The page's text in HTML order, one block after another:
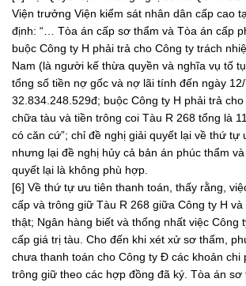
Viện trưởng Viện kiểm sát nhân dân cấp cao
định: “… Tòa án cấp sơ thẩm và Tòa án cấp
buộc Công ty H phải trả cho Công ty trách
Nam (là người kế thừa quyền và nghĩa vụ tố
tổng số tiền nợ gốc và nợ lãi tính đến ngày
32.834.248.529đ; buộc Công ty H phải trả
chữa tàu và tiền trông coi Tàu R 268 tổng là
có căn cứ”; chỉ đề nghị giải quyết lại về thứ tự
nhưng lại đề nghị hủy cả bản án phúc thẩm
quyết lại là không phù hợp.
[6] Về thứ tự ưu tiên thanh toán, thấy rằng,
cấp và trông giữ Tàu R 268 giữa Công ty H
thật; Ngân hàng biết và thống nhất việc Công
cấp giá trị tàu. Cho đến khi xét xử sơ thẩm,
chưa thanh toán cho Công ty Đ các khoản chi
trông giữ theo các hợp đồng đã ký. Tòa án sơ